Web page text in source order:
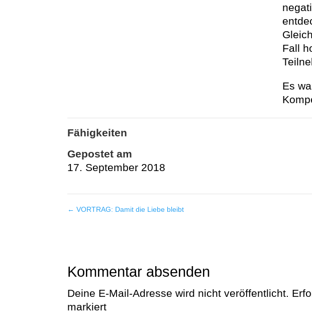
Fall
Es
Fähigkeiten
Gepostet am
17. September 2018
← VORTRAG: Damit die Liebe bleibt
Kommentar absenden
Deine E-Mail-Adresse wird nicht veröffentlicht.
markiert